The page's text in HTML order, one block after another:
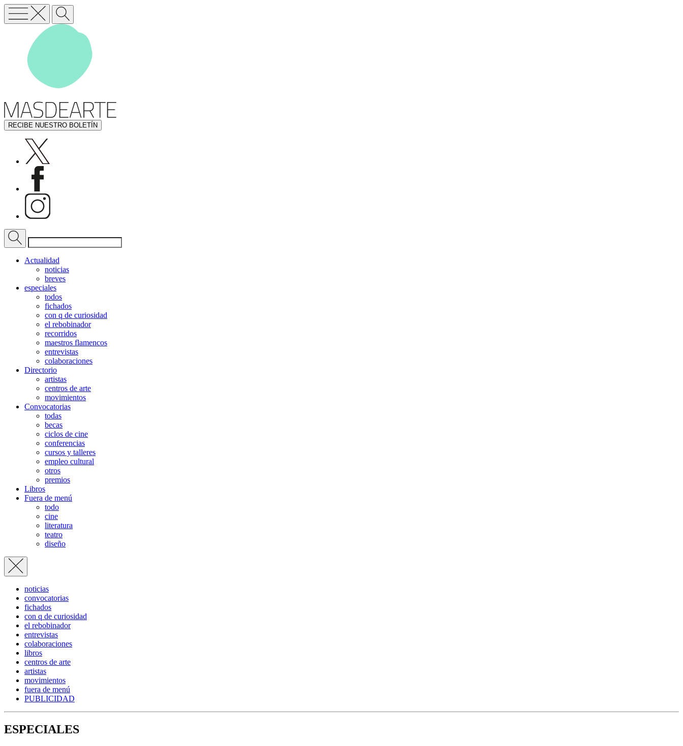
RECIBE NUESTRO BOLETÍN
Actualidad
noticias
breves
especiales
todos
fichados
con q de curiosidad
el rebobinador
recorridos
maestros flamencos
entrevistas
colaboraciones
Directorio
artistas
centros de arte
movimientos
Convocatorias
todas
becas
ciclos de cine
conferencias
cursos y talleres
empleo cultural
otros
premios
Libros
Fuera de menú
todo
cine
literatura
teatro
diseño
noticias
convocatorias
fichados
con q de curiosidad
el rebobinador
entrevistas
colaboraciones
libros
centros de arte
artistas
movimientos
fuera de menú
PUBLICIDAD
ESPECIALES